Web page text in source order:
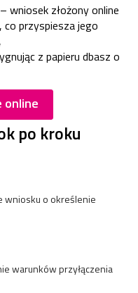
– wniosek złożony online
przyspiesza jego
z papieru dbasz o
online
po kroku
wniosku o określenie
warunków przyłączenia